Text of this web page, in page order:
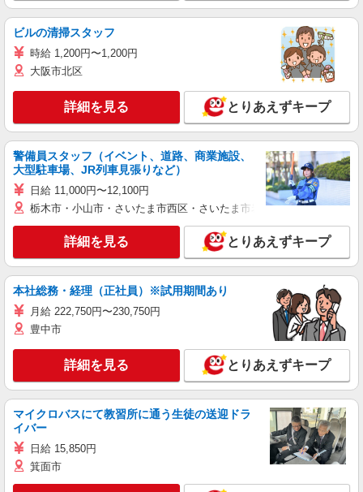
ビルの清掃スタッフ
時給 1,200円〜1,200円
大阪市北区
詳細を見る とりあえずキープ
警備員スタッフ（イベント、道路、商業施設、
大型駐車場、JR列車見張りなど）
日給 11,000円〜12,100円
栃木市・小山市・さいたま市西区・さいたま市岩槻区・久喜市・蓮田
詳細を見る とりあえずキープ
本社総務・経理（正社員）※試用期間あり
月給 222,750円〜230,750円
豊中市
詳細を見る とりあえずキープ
マイクロバスにて教習所に通う生徒の送迎ドラ
イバー
日給 15,850円
箕面市